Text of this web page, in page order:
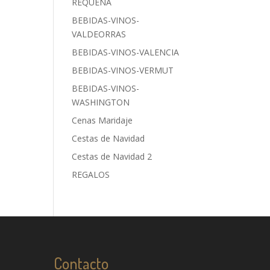
BEBIDAS-VINOS-
VALDEORRAS
BEBIDAS-VINOS-VALENCIA
BEBIDAS-VINOS-VERMUT
BEBIDAS-VINOS-
WASHINGTON
Cenas Maridaje
Cestas de Navidad
Cestas de Navidad 2
REGALOS
Contacto